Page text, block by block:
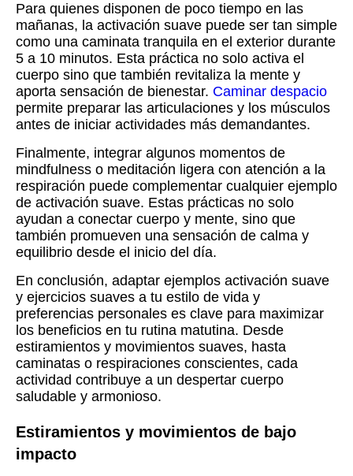
Para quienes disponen de poco tiempo en las
mañanas, la activación suave puede ser tan simple
como una caminata tranquila en el exterior durante
5 a 10 minutos. Esta práctica no solo activa el
cuerpo sino que también revitaliza la mente y
aporta sensación de bienestar. Caminar despacio
permite preparar las articulaciones y los músculos
antes de iniciar actividades más demandantes.
Finalmente, integrar algunos momentos de
mindfulness o meditación ligera con atención a la
respiración puede complementar cualquier ejemplo
de activación suave. Estas prácticas no solo
ayudan a conectar cuerpo y mente, sino que
también promueven una sensación de calma y
equilibrio desde el inicio del día.
En conclusión, adaptar ejemplos activación suave
y ejercicios suaves a tu estilo de vida y
preferencias personales es clave para maximizar
los beneficios en tu rutina matutina. Desde
estiramientos y movimientos suaves, hasta
caminatas o respiraciones conscientes, cada
actividad contribuye a un despertar cuerpo
saludable y armonioso.
Estiramientos y movimientos de bajo
impacto